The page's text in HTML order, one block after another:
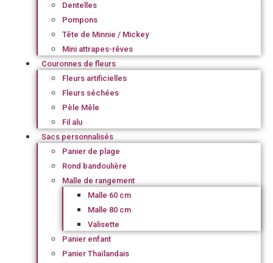
Dentelles
Pompons
Tête de Minnie / Mickey
Mini attrapes-rêves
Couronnes de fleurs
Fleurs artificielles
Fleurs séchées
Pèle Mêle
Fil alu
Sacs personnalisés
Panier de plage
Rond bandoulière
Malle de rangement
Malle 60 cm
Malle 80 cm
Valisette
Panier enfant
Panier Thaïlandais